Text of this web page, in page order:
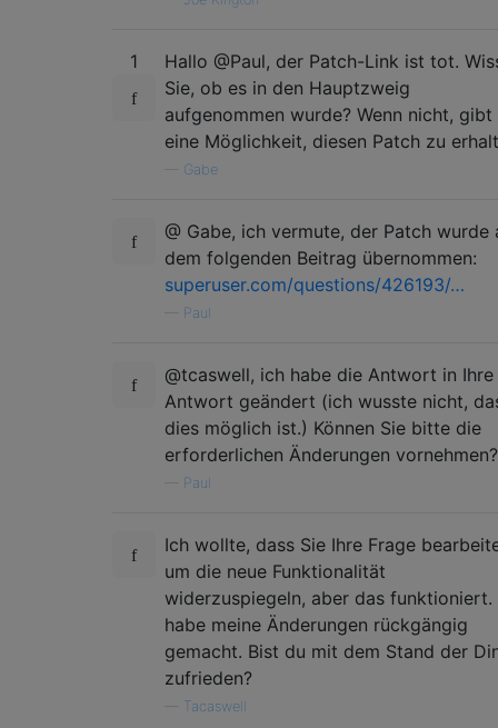
1
Hallo @Paul, der Patch-Link ist tot.
Sie, ob es in den Hauptzweig
aufgenommen wurde? Wenn nicht, gibt
eine Möglichkeit, diesen Patch zu
Gabe
@ Gabe, ich vermute, der Patch wurde
dem folgenden Beitrag übernommen:
superuser.com/questions/426193/…
Paul
@tcaswell, ich habe die Antwort in Ihre
Antwort geändert (ich wusste nicht,
dies möglich ist.) Können Sie bitte die
erforderlichen Änderungen vornehmen?
Paul
Ich wollte, dass Sie Ihre Frage
um die neue Funktionalität
widerzuspiegeln, aber das funktioniert.
habe meine Änderungen rückgängig
gemacht. Bist du mit dem Stand der
zufrieden?
Tacaswell